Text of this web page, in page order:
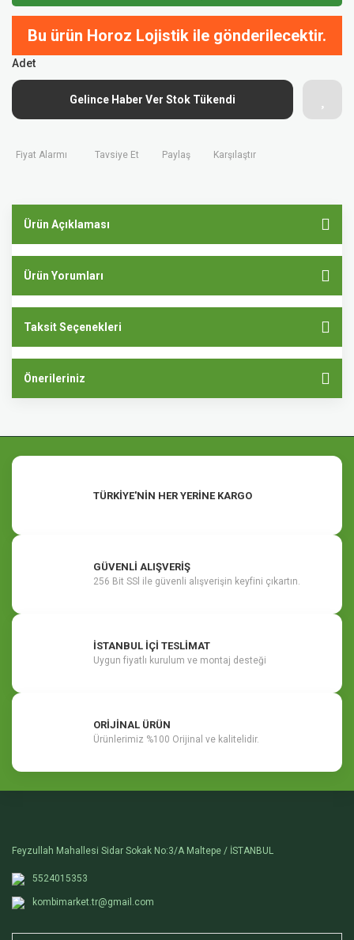
Bu ürün Horoz Lojistik ile gönderilecektir.
Adet
Gelince Haber Ver Stok Tükendi
Fiyat Alarmı Tavsiye Et Paylaş Karşılaştır
Ürün Açıklaması
Ürün Yorumları
Taksit Seçenekleri
Önerileriniz
TÜRKİYE'NİN HER YERİNE KARGO
GÜVENLİ ALIŞVERİŞ
256 Bit SSl ile güvenli alışverişin keyfini çıkartın.
İSTANBUL İÇİ TESLİMAT
Uygun fiyatlı kurulum ve montaj desteği
ORİJİNAL ÜRÜN
Ürünlerimiz %100 Orijinal ve kalitelidir.
Feyzullah Mahallesi Sidar Sokak No:3/A Maltepe / İSTANBUL
5524015353
kombimarket.tr@gmail.com